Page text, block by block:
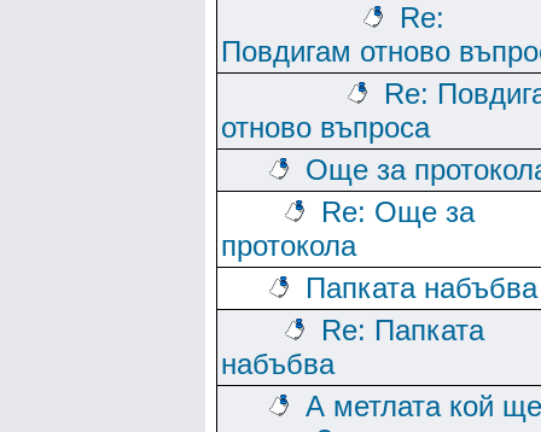
Re:
Повдигам отново
Re:
отново въпроса
Още за
Re: Още за
протокола
Папката набъбва
Re: Папката
набъбва
А метлата кой ще